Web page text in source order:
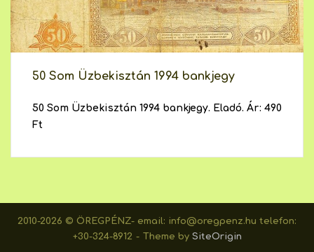
50 Som Üzbekisztán 1994 bankjegy
50 Som Üzbekisztán 1994 bankjegy. Eladó. Ár: 490
Ft
2010-2026 © ÖREGPÉNZ- email: info@oregpenz.hu telefon:
+30-324-8912
Theme by SiteOrigin